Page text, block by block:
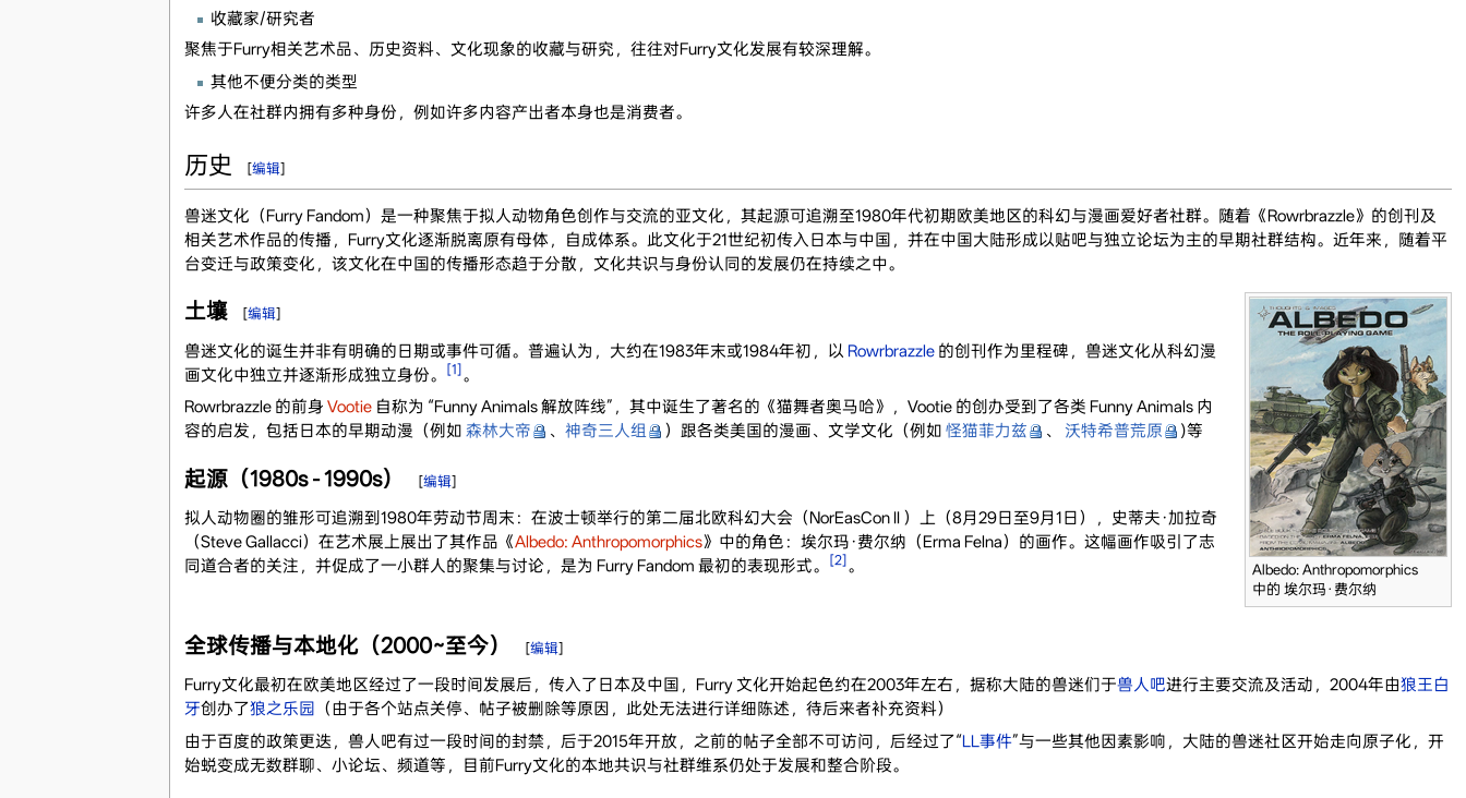
收藏家/研究者
聚焦于Furry相关艺术品、历史资料、文化现象的收藏与研究，往往对Furry文化发展有较深理解。
其他不便分类的类型
许多人在社群内拥有多种身份，例如许多内容产出者本身也是消费者。
历史 [编辑]
兽迷文化（Furry Fandom）是一种聚焦于拟人动物角色创作与交流的亚文化，其起源可追溯至1980年代初期欧美地区的科幻与漫画爱好者社群。随着《Rowrbrazzle》的创刊及
相关艺术作品的传播，Furry文化逐渐脱离原有母体，自成体系。此文化于21世纪初传入日本与中国，并在中国大陆形成以贴吧与独立论坛为主的早期社群结构。近年来，随着平
台变迁与政策变化，该文化在中国的传播形态趋于分散，文化共识与身份认同的发展仍在持续之中。
Albedo: Anthropomorphics
中的 埃尔玛·费尔纳
土壤 [编辑]
兽迷文化的诞生并非有明确的日期或事件可循。普遍认为，大约在1983年末或1984年初，以 Rowrbrazzle的创刊作为里程碑，兽迷文化从科幻漫
画文化中独立并逐渐形成独立身份。
[1] 。
Rowrbrazzle 的前身 Vootie自称为 “Funny Animals 解放阵线”，其中诞生了著名的《猫舞者奥马哈》，Vootie 的创办受到了各类 Funny Animals 内
容的启发，包括日本的早期动漫（例如 森林大帝 、 神奇三人组 ）跟各类美国的漫画、文学文化（例如 怪猫菲力兹 、 沃特希普荒原 )等
起源（1980s - 1990s） [编辑]
拟人动物圈的雏形可追溯到1980年劳动节周末：在波士顿举行的第二届北欧科幻大会（NorEasCon II ）上（8月29日至9月1日），史蒂夫·加拉奇
（Steve Gallacci）在艺术展上展出了其作品《Albedo: Anthropomorphics》中的角色：埃尔玛·费尔纳（Erma Felna）的画作。这幅画作吸引了志
同道合者的关注，并促成了一小群人的聚集与讨论，是为 Furry Fandom 最初的表现形式。
[2] 。
全球传播与本地化（2000~至今） [编辑]
Furry文化最初在欧美地区经过了一段时间发展后，传入了日本及中国，Furry 文化开始起色约在2003年左右，据称大陆的兽迷们于兽人吧进行主要交流及活动，2004年由狼王白
牙创办了狼之乐园 （由于各个站点关停、帖子被删除等原因，此处无法进行详细陈述，待后来者补充资料）
由于百度的政策更迭，兽人吧有过一段时间的封禁，后于2015年开放，之前的帖子全部不可访问，后经过了“LL事件”与一些其他因素影响，大陆的兽迷社区开始走向原子化，开
始蜕变成无数群聊、小论坛、频道等，目前Furry文化的本地共识与社群维系仍处于发展和整合阶段。